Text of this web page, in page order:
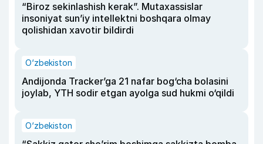
“Biroz sekinlashish kerak”. Mutaxassislar
insoniyat sun’iy intellektni boshqara olmay
qolishidan xavotir bildirdi
O‘zbekiston
Andijonda Tracker’ga 21 nafar bog‘cha bolasini
joylab, YTH sodir etgan ayolga sud hukmi o‘qildi
O‘zbekiston